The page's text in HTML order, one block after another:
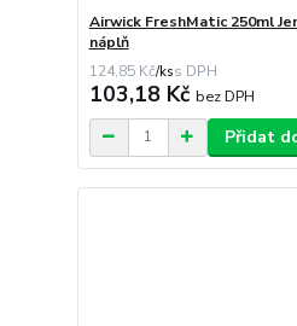
Airwick FreshMatic 250ml
náplň
124,85 Kč/ks
103,18 Kč bez DPH
Přidat